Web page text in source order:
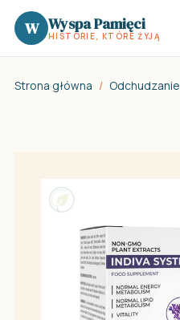
W Wyspa Pamięci
HISTORIE, KTÓRE ŻYJĄ
Strona główna / Odchudzanie